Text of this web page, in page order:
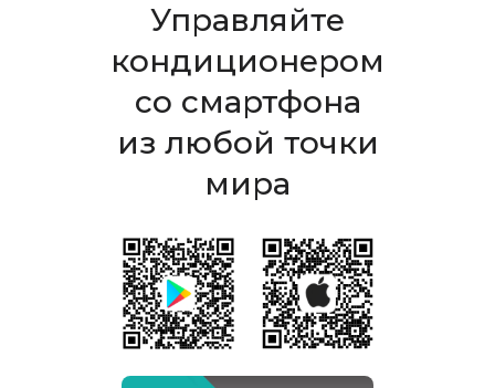
Управляйте
кондиционером
со смартфона
из любой точки
мира